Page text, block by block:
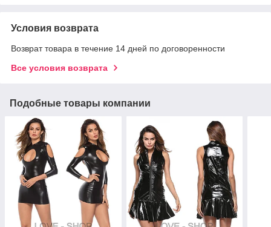
Условия возврата
Возврат товара в течение 14 дней по договоренности
Все условия возврата
Подобные товары компании